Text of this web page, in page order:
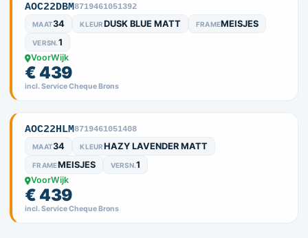
AOC22DBM8719461051392
MAAT34 KLEURDUSK BLUE MATT FRAMEMEISJES
VERSN.1
VoorWijk
€ 439
incl. Service Cheque Brons
AOC22HLM8719461051408
MAAT34 KLEURHAZY LAVENDER MATT
FRAMEMEISJES VERSN.1
VoorWijk
€ 439
incl. Service Cheque Brons